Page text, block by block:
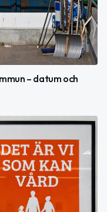
– datum och